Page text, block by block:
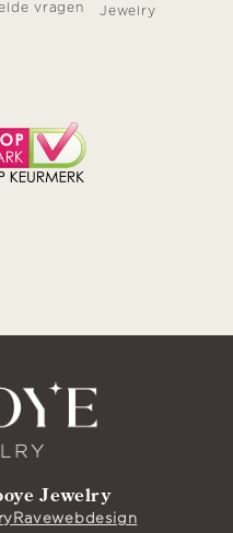
vragen
Jewelry
Jewelry